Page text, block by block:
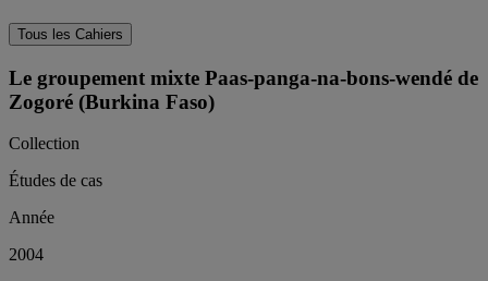
Tous les Cahiers
Le groupement mixte Paas-panga-na-bons-wendé de
Zogoré (Burkina Faso)
Collection
Études de cas
Année
2004